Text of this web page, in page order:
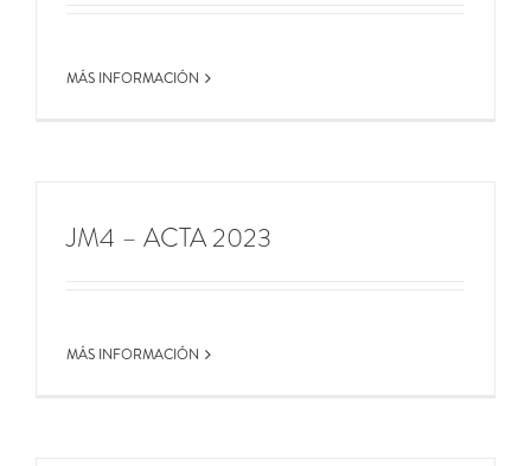
MÁS INFORMACIÓN
JM4 – ACTA 2023
MÁS INFORMACIÓN